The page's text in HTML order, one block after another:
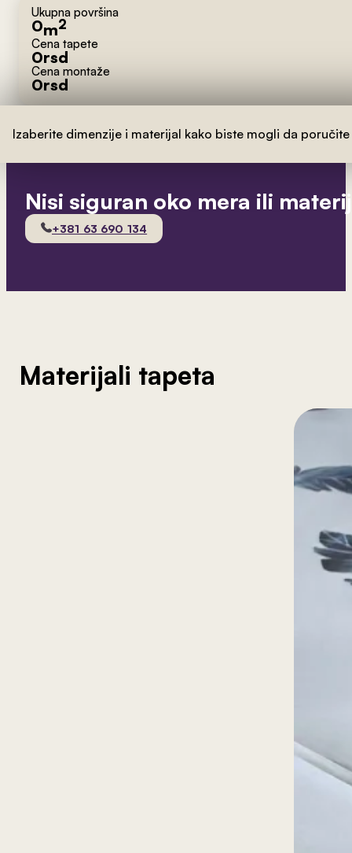
Ukupna površina
0m2
Cena tapete
0rsd
Cena montaže
0rsd
Izaberite dimenzije i materijal kako biste mogli da
Nisi siguran oko mera ili
+381 63 690 134
Materijali tapeta